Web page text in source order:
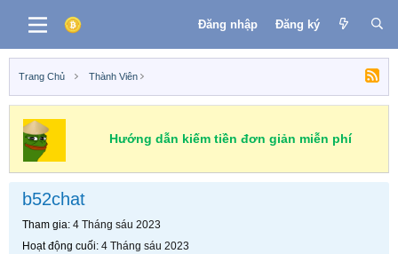
Đăng nhập Đăng ký
Trang Chủ Thành Viên
Hướng dẫn kiếm tiền đơn giản miễn phí
b52chat
Tham gia 4 Tháng sáu 2023
Hoạt động cuối 4 Tháng sáu 2023